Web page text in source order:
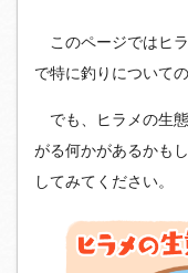
このページではヒ
で特に釣りについて
でも、ヒラメの生
がる何かがあるかも
してみてください。